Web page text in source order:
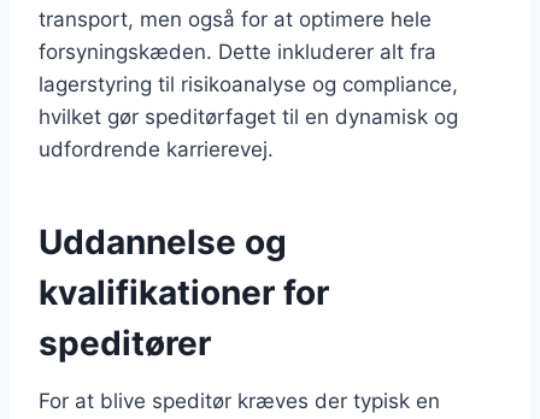
transport, men også for at optimere hele
forsyningskæden. Dette inkluderer alt fra
lagerstyring til risikoanalyse og compliance,
hvilket gør speditørfaget til en dynamisk og
udfordrende karrierevej.
Uddannelse og
kvalifikationer for
speditører
For at blive speditør kræves der typisk en